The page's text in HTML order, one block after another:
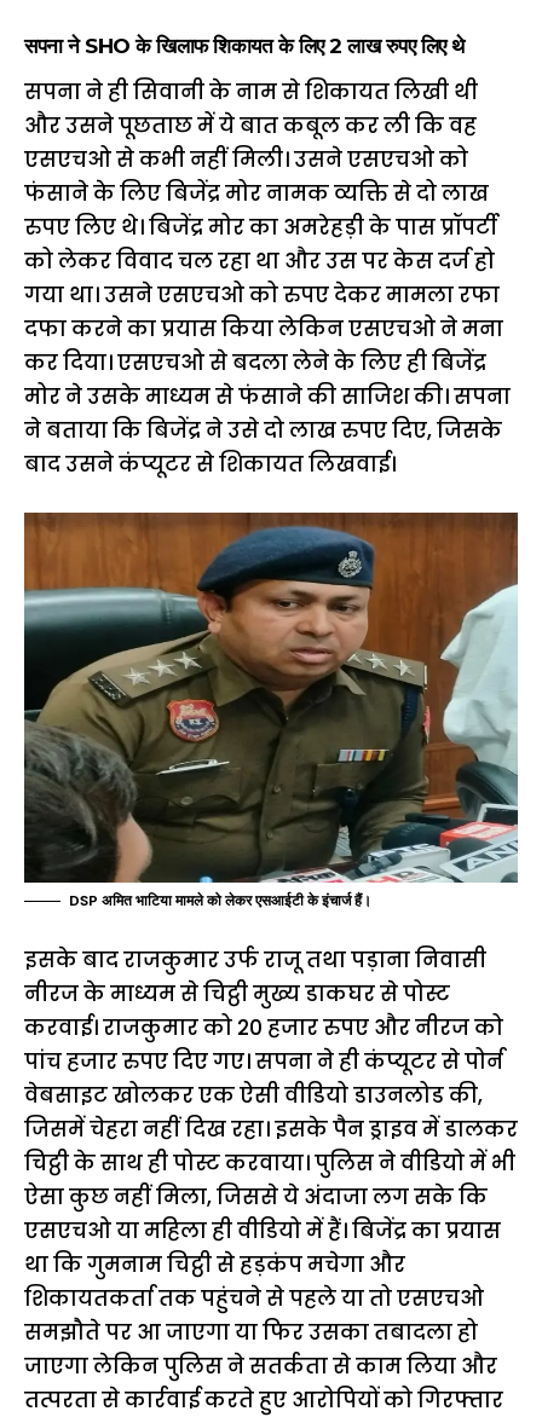
सपना ने SHO के खिलाफ शिकायत के लिए 2 लाख रुपए लिए थे
सपना ने ही सिवानी के नाम से शिकायत लिखी थी
और उसने पूछताछ में ये बात कबूल कर ली कि वह
एसएचओ से कभी नहीं मिली। उसने एसएचओ को
फंसाने के लिए बिजेंद्र मोर नामक व्यक्ति से दो लाख
रुपए लिए थे। बिजेंद्र मोर का अमरेहड़ी के पास प्रॉपर्टी
को लेकर विवाद चल रहा था और उस पर केस दर्ज हो
गया था। उसने एसएचओ को रुपए देकर मामला रफा
दफा करने का प्रयास किया लेकिन एसएचओ ने मना
कर दिया। एसएचओ से बदला लेने के लिए ही बिजेंद्र
मोर ने उसके माध्यम से फंसाने की साजिश की। सपना
ने बताया कि बिजेंद्र ने उसे दो लाख रुपए दिए, जिसके
बाद उसने कंप्यूटर से शिकायत लिखवाई।
DSP अमित भाटिया मामले को लेकर एसआईटी के इंचार्ज हैं।
इसके बाद राजकुमार उर्फ राजू तथा पड़ाना निवासी
नीरज के माध्यम से चिट्ठी मुख्य डाकघर से पोस्ट
करवाई। राजकुमार को 20 हजार रुपए और नीरज को
पांच हजार रुपए दिए गए। सपना ने ही कंप्यूटर से पोर्न
वेबसाइट खोलकर एक ऐसी वीडियो डाउनलोड की,
जिसमें चेहरा नहीं दिख रहा। इसके पैन ड्राइव में डालकर
चिट्ठी के साथ ही पोस्ट करवाया। पुलिस ने वीडियो में भी
ऐसा कुछ नहीं मिला, जिससे ये अंदाजा लग सके कि
एसएचओ या महिला ही वीडियो में हैं। बिजेंद्र का प्रयास
था कि गुमनाम चिट्ठी से हड़कंप मचेगा और
शिकायतकर्ता तक पहुंचने से पहले या तो एसएचओ
समझौते पर आ जाएगा या फिर उसका तबादला हो
जाएगा लेकिन पुलिस ने सतर्कता से काम लिया और
तत्परता से कार्रवाई करते हुए आरोपियों को गिरफ्तार